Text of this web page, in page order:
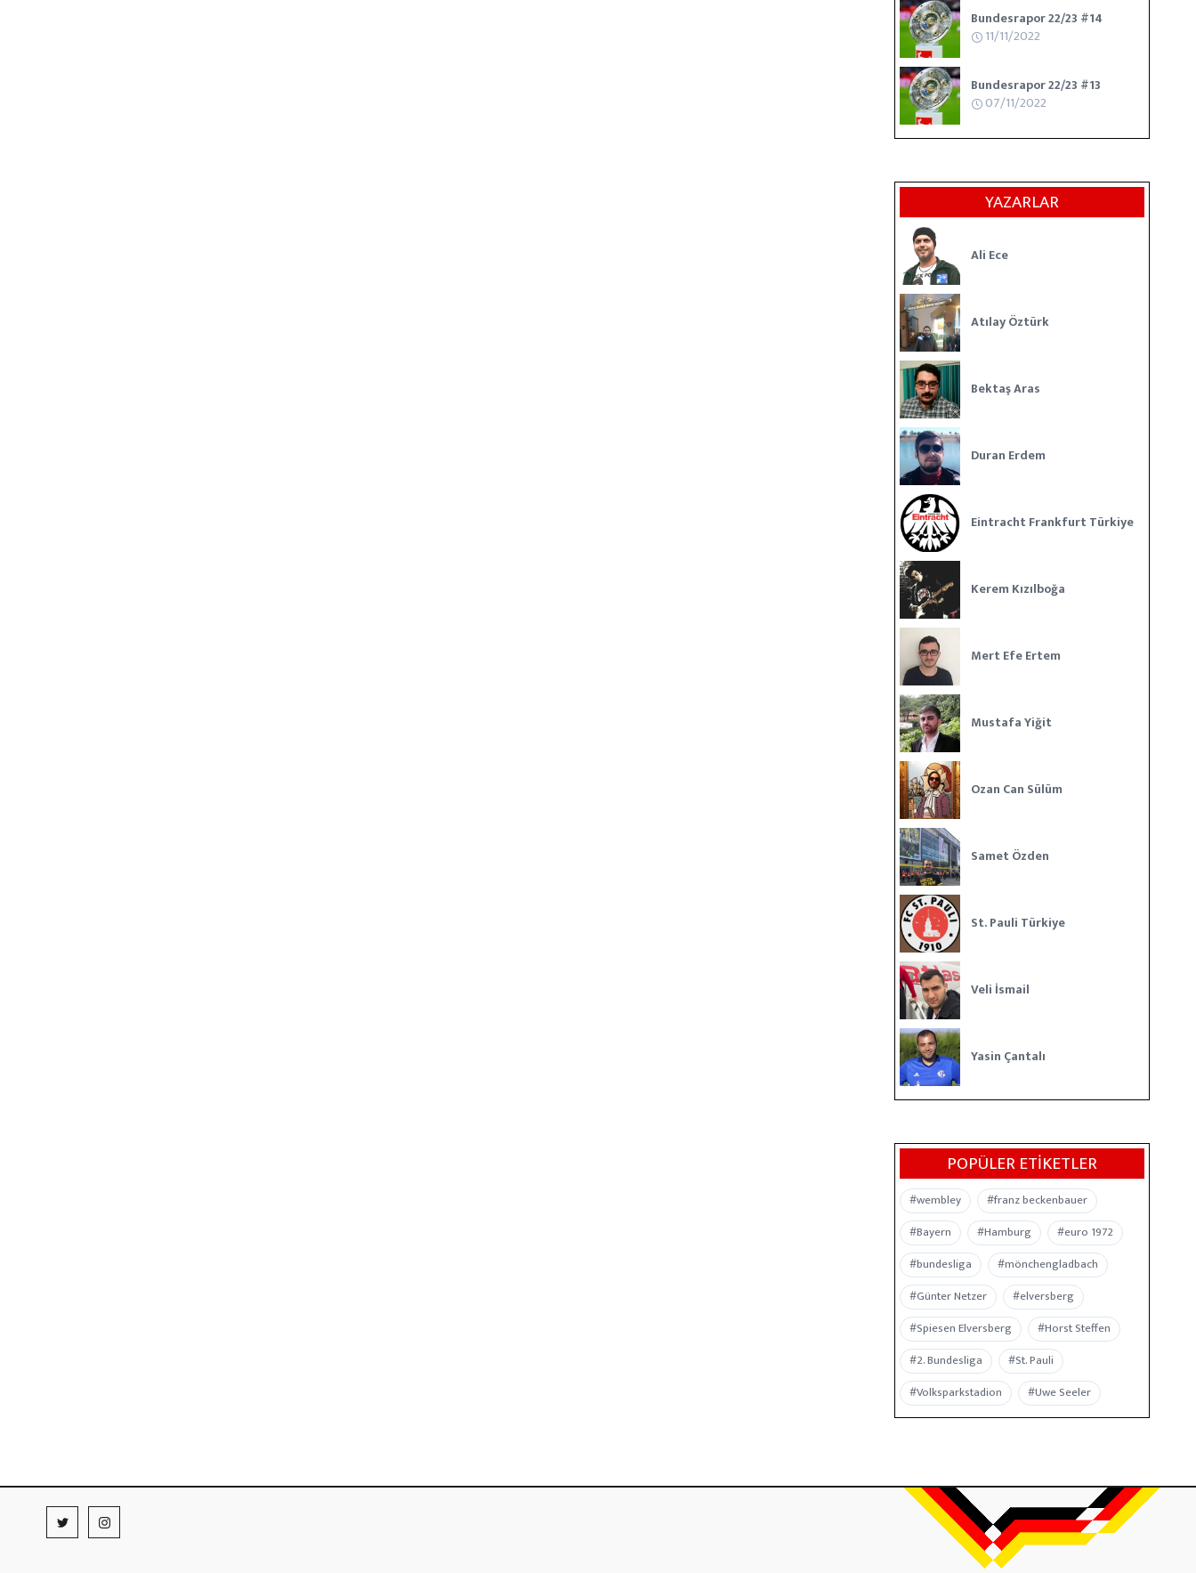
Bundesrapor 22/23 #14
11/11/2022
Bundesrapor 22/23 #13
07/11/2022
YAZARLAR
Ali Ece
Atılay Öztürk
Bektaş Aras
Duran Erdem
Eintracht Frankfurt Türkiye
Kerem Kızılboğa
Mert Efe Ertem
Mustafa Yiğit
Ozan Can Sülüm
Samet Özden
St. Pauli Türkiye
Veli İsmail
Yasin Çantalı
POPÜLER ETIKETLER
#wembley
#franz beckenbauer
#Bayern
#Hamburg
#euro 1972
#bundesliga
#mönchengladbach
#Günter Netzer
#elversberg
#Spiesen Elversberg
#Horst Steffen
#2. Bundesliga
#St. Pauli
#Volksparkstadion
#Uwe Seeler